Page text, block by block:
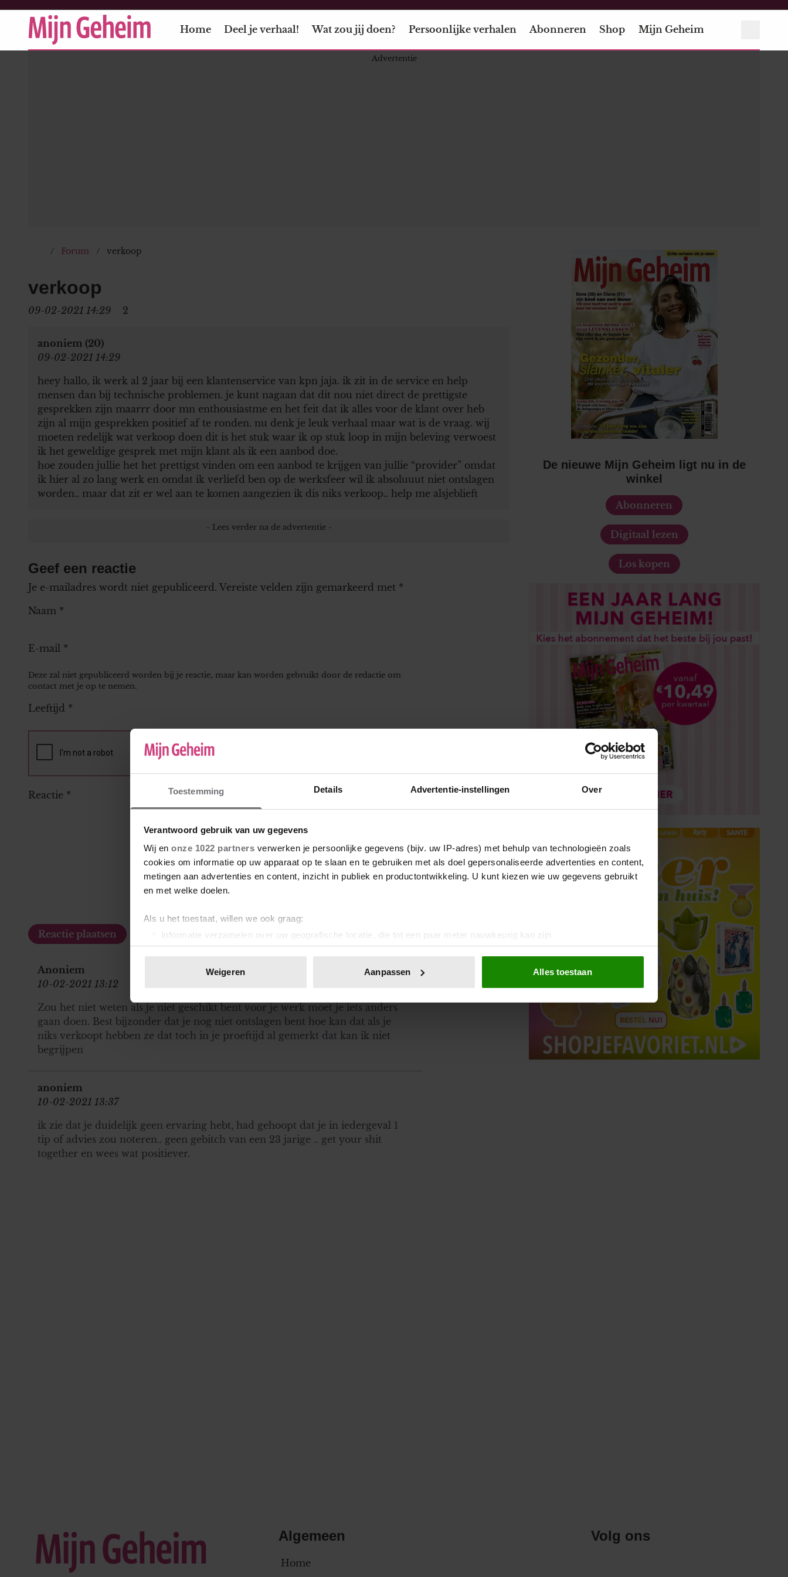
Toestemming Details Advertentie-instellingen Over
Verantwoord gebruik van uw gegevens
Wij en onze 1022 partners verwerken je persoonlijke gegevens (bijv. uw IP-adres) met behulp van technologieën zoals
cookies om informatie op uw apparaat op te slaan en te gebruiken met als doel gepersonaliseerde advertenties en content,
metingen aan advertenties en content, inzicht in publiek en productontwikkeling. U kunt kiezen wie uw gegevens gebruikt
en met welke doelen.
Als u het toestaat, willen we ook graag:
Informatie verzamelen over uw geografische locatie, die tot een paar meter nauwkeurig kan zijn
Uw apparaat identificeren door het actief te scannen op specifieke eigenschappen (fingerprinting)
toestemming op elk moment wijzigen of intrekken in de Cookieverklaring.
We gebruiken cookies om content en advertenties te personaliseren, om functies voor social media te bieden en om ons
websiteverkeer te analyseren. Ook delen we informatie over uw gebruik van onze site met onze partners voor social
media, adverteren en analyse. Deze partners kunnen deze gegevens combineren met andere informatie die u aan ze heeft
verstrekt of die ze hebben verzameld op basis van uw gebruik van hun services. U gaat akkoord met onze cookies als u
Weigeren Aanpassen Alles toestaan
Home Deel je verhaal! Wat zou jij doen? Persoonlijke verhalen Abonneren Shop Mijn Geheim
Forum verkoop
verkoop
09-02-2021 14:29 2
anoniem (20)
09-02-2021 14:29
heey hallo, ik werk al 2 jaar bij een klantenservice van kpn jaja. ik zit in de service en help
mensen dan bij technische problemen. je kunt nagaan dat dit nou niet direct de prettigste
gesprekken zijn maarrr door mn enthousiastme en het feit dat ik alles voor de klant over heb
zijn al mijn gesprekken positief af te ronden. nu denk je leuk verhaal maar wat is de vraag. wij
moeten redelijk wat verkoop doen dit is het stuk waar ik op stuk loop in mijn beleving verwoest
ik het geweldige gesprek met mijn klant als ik een aanbod doe.
hoe zouden jullie het het prettigst vinden om een aanbod te krijgen van jullie “provider” omdat
ik hier al zo lang werk en omdat ik verliefd ben op de werksfeer wil ik absoluuut niet ontslagen
worden.. maar dat zit er wel aan te komen aangezien ik dis niks verkoop.. help me alsjeblieft
Geef een reactie
Je e-mailadres wordt niet gepubliceerd. Vereiste velden zijn gemarkeerd met *
Naam *
E-mail *
Deze zal niet gepubliceerd worden bij je reactie, maar kan worden gebruikt door de redactie om
contact met je op te nemen.
Leeftijd *
Reactie *
Anoniem
10-02-2021 13:12
Zou het niet weten als je niet geschikt bent voor je werk moet je iets anders
gaan doen. Best bijzonder dat je nog niet ontslagen bent hoe kan dat als je
niks verkoopt hebben ze dat toch in je proeftijd al gemerkt dat kan ik niet
begrijpen
anoniem
10-02-2021 13:37
ik zie dat je duidelijk geen ervaring hebt, had gehoopt dat je in iedergeval 1
tip of advies zou noteren.. geen gebitch van een 23 jarige .. get your shit
together en wees wat positiever.
De nieuwe Mijn Geheim ligt nu in de
winkel
Abonneren
Digitaal lezen
Los kopen
Algemeen
Home
Volg ons